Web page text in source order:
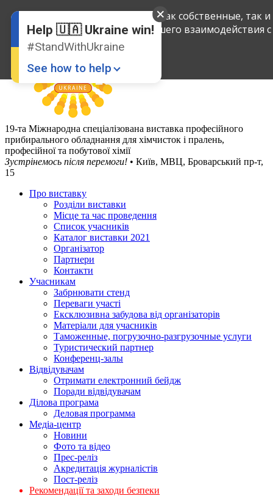
English
Ukrainian
19-та Міжнародна спеціалізована виставка професійного
прибирального обладнання для хімчисток і пралень,
професійної та побутової хімії
Зустрінемось після перемоги! • Київ, МВЦ, Броварський пр-т,
15
Про виставку
Розділи виставки
Місце та час проведення
Список учасників
Каталог виставки 2021
Організатор
Партнери
Контакти
Учасникам
Забрнювати стенд
Переваги участі
Ексклюзивна забудова від організаторів
Матеріали для учасників
Таможенные, погрузочно-разгрузочные услуги
Туристический партнер
Конференц-залы
Відвідувачам
Отримати електронний бейдж
Поради відвідувачам
Ділова програма
Деловая программа
Медіа-центр
Новини
Фото та відео
Прес-реліз
Акредитація журналістів
Пост-реліз
Рекомендації та заходи безпеки
Help 🇺🇦 Ukraine win!
#StandWithUkraine
See how to help
Support Ukraine
Share this widget
📌
Мы применяем куки-файлы, как собственные, так
вашего взаимодействия